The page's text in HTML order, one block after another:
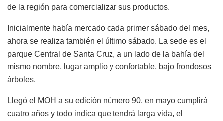
de la región para comercializar sus productos.
Inicialmente había mercado cada primer sábado del mes,
ahora se realiza también el último sábado. La sede es el
parque Central de Santa Cruz, a un lado de la bahía del
mismo nombre, lugar amplio y confortable, bajo frondosos
árboles.
Llegó el MOH a su edición número 90, en mayo cumplirá
cuatro años y todo indica que tendrá larga vida, el